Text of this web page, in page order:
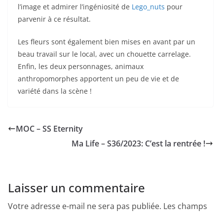
l’image et admirer l’ingéniosité de Lego_nuts pour
parvenir à ce résultat.
Les fleurs sont également bien mises en avant par un
beau travail sur le local, avec un chouette carrelage.
Enfin, les deux personnages, animaux
anthropomorphes apportent un peu de vie et de
variété dans la scène !
MOC – SS Eternity
Ma Life – S36/2023: C’est la rentrée !
Laisser un commentaire
Votre adresse e-mail ne sera pas publiée. Les champs